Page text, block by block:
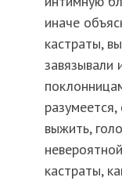
иначе
кастраты,
завязывали
выжить,
кастраты,